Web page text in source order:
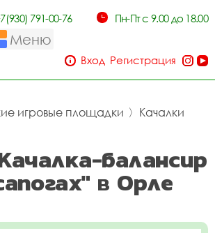
791-00-76 Пн-Пт с 9.00 до 18.00
Меню
Вход Регистрация
игровые площадки 〉 Качалки
балансир
в Орле